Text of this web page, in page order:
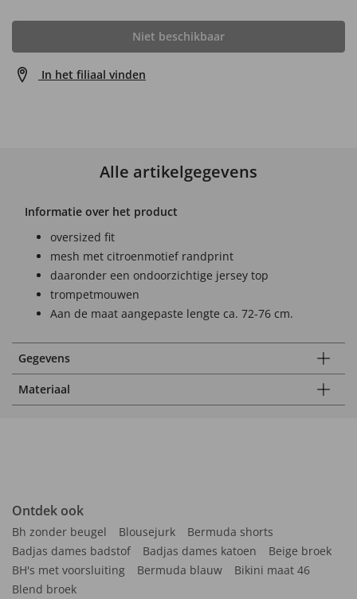
Niet beschikbaar
In het filiaal vinden
Alle artikelgegevens
Informatie over het product
oversized fit
mesh met citroenmotief randprint
daaronder een ondoorzichtige jersey top
trompetmouwen
Aan de maat aangepaste lengte ca. 72-76 cm.
Gegevens
Materiaal
Ontdek ook
Bh zonder beugel Blousejurk
Bermuda shorts
Badjas dames badstof
Badjas dames katoen
Beige broek
BH's met voorsluiting
Bermuda blauw
Bikini maat 46
Blend broek